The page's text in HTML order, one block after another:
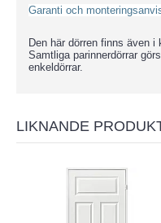
Garanti och
Den här dörren finns även i
Samtliga parinnerdörrar
enkeldörrar.
LIKNANDE